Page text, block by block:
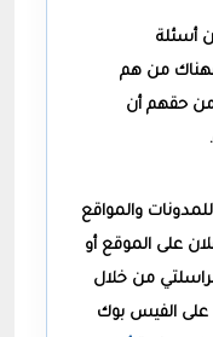
أسئلة
فهناك من هم
حقهم أن
والمواقع
على الموقع أو
من خلال
على الفيس بوك